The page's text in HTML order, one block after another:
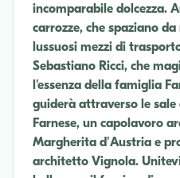
incomparabile dolcezza.
carrozze, che spaziano
lussuosi mezzi di
Sebastiano Ricci, che
l'essenza della famiglia
guiderà attraverso le sale
Farnese, un capolavoro
Margherita d'Austria e
architetto Vignola.